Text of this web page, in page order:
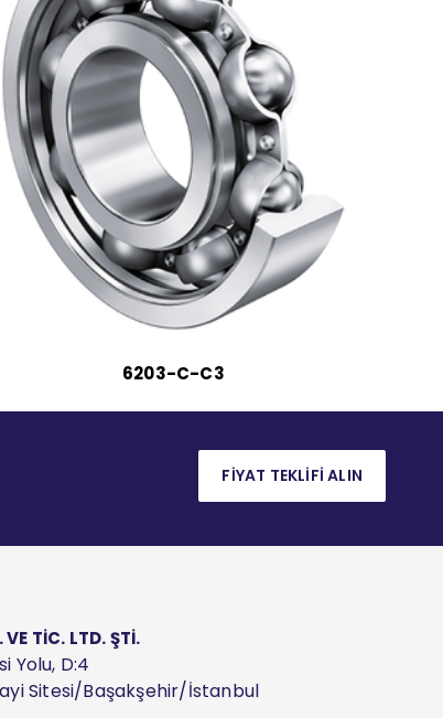
6203-C-C3
FİYAT TEKLİFİ ALIN
TİC. LTD. ŞTİ.
Yolu, D:4
Sitesi/Başakşehir/İstanbul